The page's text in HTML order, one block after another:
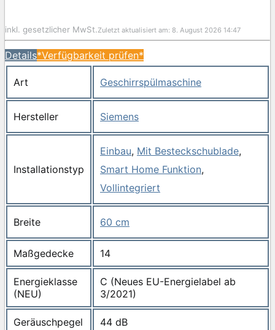
inkl. gesetzlicher MwSt.Zuletzt aktualisiert am: 8. August 2026 14:47
Details*Verfügbarkeit prüfen*
Art Geschirrspülmaschine
Hersteller Siemens
Installationstyp
Einbau, Mit Besteckschublade,
Smart Home Funktion,
Vollintegriert
Breite 60 cm
Maßgedecke 14
Energieklasse
(NEU)
C (Neues EU-Energielabel ab
3/2021)
Geräuschpegel ‎44 dB